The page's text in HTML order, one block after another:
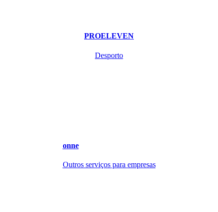
PROELEVEN
Desporto
onne
Outros serviços para empresas